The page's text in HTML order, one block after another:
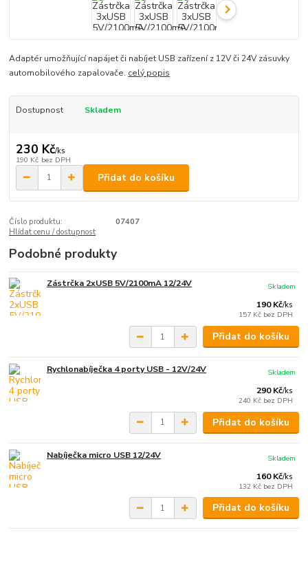
Adaptér umožňující napájet či nabíjet USB zařízení z 12V či 24V zásuvky
automobilového zapalovače. celý popis
Dostupnost Skladem
230 Kč/ks
190 Kč bez DPH
Přidat do košíku
Číslo produktu:
07407
Hlídat cenu / dostupnost
Podobné produkty
Zástrčka 2xUSB 5V/2100mA 12/24V
190 Kč/ks
157 Kč bez DPH
Skladem
Přidat do košíku
Rychlonabíječka 4 porty USB - 12V/24V
290 Kč/ks
240 Kč bez DPH
Skladem
Přidat do košíku
Nabíječka micro USB 12/24V
160 Kč/ks
132 Kč bez DPH
Skladem
Přidat do košíku